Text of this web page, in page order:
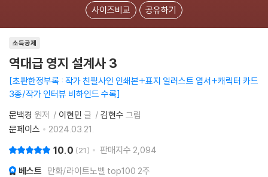
사이즈비교 공유하기
소득공제
역대급 영지 설계사 3
초판한정부록 : 작가 친필사인 인쇄본+표지 일러스트 엽서+캐릭터 카드
3종/작가 인터뷰 비하인드 수록
문백경 원저 이현민 글 김현수 그림
문페이스
2024.03.21.
10.0 21 판매지수 2,094
베스트 만화/라이트노벨 top100 2주